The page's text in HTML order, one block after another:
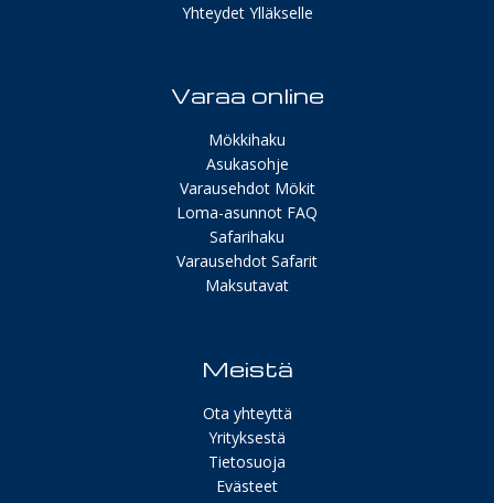
Yhteydet Ylläkselle
Varaa online
Mökkihaku
Asukasohje
Varausehdot Mökit
Loma-asunnot FAQ
Safarihaku
Varausehdot Safarit
Maksutavat
Meistä
Ota yhteyttä
Yrityksestä
Tietosuoja
Evästeet